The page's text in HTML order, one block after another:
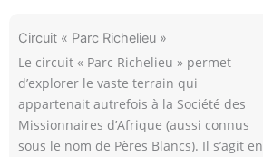
Circuit « Parc Richelieu »
Le circuit « Parc Richelieu » permet
d’explorer le vaste terrain qui
appartenait autrefois à la Société des
Missionnaires d’Afrique (aussi connus
sous le nom de Pères Blancs). Il s’agit en